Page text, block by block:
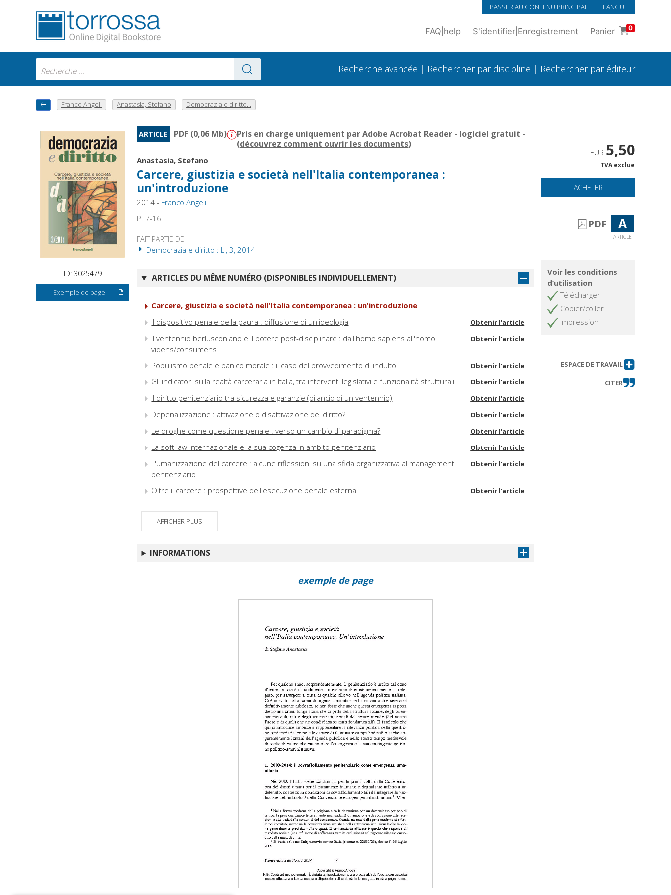
PASSER AU CONTENU PRINCIPAL LANGUE
FAQ help S'identifier Enregistrement Panier 0
Recherche avancée | Rechercher par discipline | Rechercher par éditeur
Franco Angeli Anastasia, Stefano Democrazia e diritto...
ID: 3025479
Exemple de page
ARTICLE PDF (0,06 Mb)
Pris en charge uniquement par Adobe Acrobat Reader - logiciel gratuit -
(découvrez comment ouvrir les documents)
Anastasia, Stefano
Carcere, giustizia e società nell'Italia contemporanea :
un'introduzione
2014 - Franco Angeli
P. 7-16
FAIT PARTIE DE
Democrazia e diritto : LI, 3, 2014
ARTICLES DU MÊME NUMÉRO (DISPONIBLES INDIVIDUELLEMENT)
Carcere, giustizia e società nell'Italia contemporanea : un'introduzione
Il dispositivo penale della paura : diffusione di un'ideologia
Obtenir l'article
Il ventennio berlusconiano e il potere post-disciplinare : dall'homo sapiens all'homo
videns/consumens
Obtenir l'article
Populismo penale e panico morale : il caso del provvedimento di indulto Obtenir l'article
Gli indicatori sulla realtà carceraria in Italia, tra interventi legislativi e funzionalità strutturali Obtenir l'article
Il diritto penitenziario tra sicurezza e garanzie (bilancio di un ventennio) Obtenir l'article
Depenalizzazione : attivazione o disattivazione del diritto? Obtenir l'article
Le droghe come questione penale : verso un cambio di paradigma? Obtenir l'article
La soft law internazionale e la sua cogenza in ambito penitenziario Obtenir l'article
L'umanizzazione del carcere : alcune riflessioni su una sfida organizzativa al management
penitenziario
Obtenir l'article
Oltre il carcere : prospettive dell'esecuzione penale esterna Obtenir l'article
AFFICHER PLUS
INFORMATIONS
EUR 5,50
TVA exclue
ACHETER
PDF A
ARTICLE
Voir les conditions
d’utilisation
Télécharger
Copier/coller
Impression
ESPACE DE TRAVAIL
CITER
exemple de page